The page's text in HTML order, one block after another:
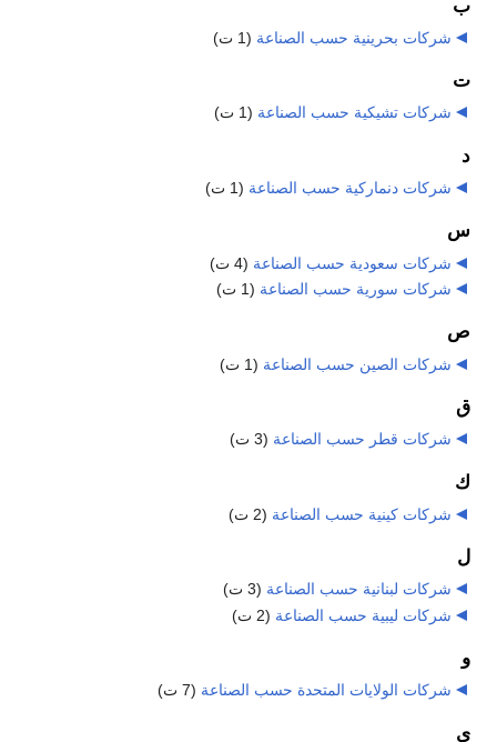
ب
شركات بحرينية حسب الصناعة (1 ت)
ت
شركات تشيكية حسب الصناعة (1 ت)
د
شركات دنماركية حسب الصناعة (1 ت)
س
شركات سعودية حسب الصناعة (4 ت)
شركات سورية حسب الصناعة (1 ت)
ص
شركات الصين حسب الصناعة (1 ت)
ق
شركات قطر حسب الصناعة (3 ت)
ك
شركات كينية حسب الصناعة (2 ت)
ل
شركات لبنانية حسب الصناعة (3 ت)
شركات ليبية حسب الصناعة (2 ت)
و
شركات الولايات المتحدة حسب الصناعة (7 ت)
ي